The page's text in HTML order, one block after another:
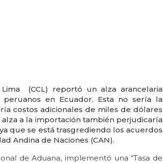
(CCL) reportó un alza arancelaria
en Ecuador. Esta no sería la
costos adicionales de miles de dólares
a la importación también perjudicaría
que se está trasgrediendo los acuerdos
Andina de Naciones (CAN).
de Aduana, implementó una “Tasa de